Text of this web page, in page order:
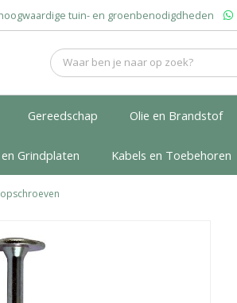
tuin- en groenbenodigdheden
Gereedschap Olie en Brandstof
Grindplaten Kabels en Toebehoren